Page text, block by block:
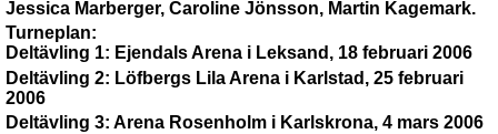
Jessica Marberger, Caroline Jönsson, Martin Kagemark.
Turneplan:
Deltävling 1: Ejendals Arena i Leksand, 18 februari 2006
Deltävling 2: Löfbergs Lila Arena i Karlstad, 25 februari
2006
Deltävling 3: Arena Rosenholm i Karlskrona, 4 mars 2006